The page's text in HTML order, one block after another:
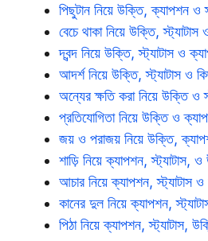
পিছুটান নিয়ে উক্তি, ক্যাপশন ও
বেচে থাকা নিয়ে উক্তি,
দ্বন্দ নিয়ে উক্তি, স্ট্যাটাস ও
আদর্শ নিয়ে উক্তি, স্ট্যাটাস ও
অন্যের ক্ষতি করা নিয়ে উক্তি ও
প্রতিযোগিতা নিয়ে উক্তি ও
জয় ও পরাজয় নিয়ে উক্তি,
শাড়ি নিয়ে ক্যাপশন, স্ট্যাটাস,
আচার নিয়ে ক্যাপশন, স্ট্যাটাস
কানের দুল নিয়ে ক্যাপশন,
পিঠা নিয়ে ক্যাপশন, স্ট্যাটাস,